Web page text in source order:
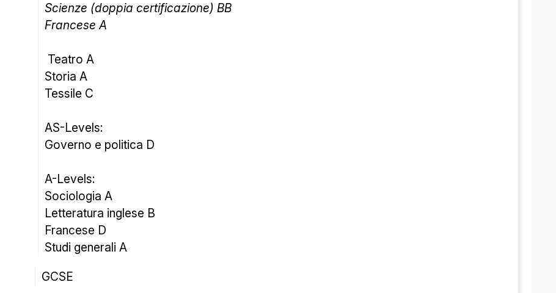
Scienze (doppia certificazione) BB
Francese A
Teatro A
Storia A
Tessile C
AS-Levels:
Governo e politica D
A-Levels:
Sociologia A
Letteratura inglese B
Francese D
Studi generali A
GCSE